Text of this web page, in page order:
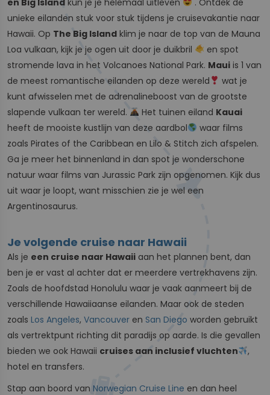
unieke eilanden stuk voor stuk tijdens je cruisevakantie naar
Hawaii. Op The Big Island klim je naar de top van de Mauna
Loa vulkaan, kijk je je ogen uit door je duikbril
en spot
stromende lava in het Volcanoes National Park. Maui is 1 van
de meest romantische eilanden op deze wereld
wat je
kunt afwisselen met de adrenalineboost van de grootste
slapende vulkaan ter wereld.
Het tuinen eiland Kauai
heeft de mooiste kustlijn van deze aardbol
waar films
zoals Pirates of the Caribbean en Lilo & Stitch zich afspelen.
Ga je meer het binnenland in dan spot je wonderschone
natuur waar films van Jurassic Park zijn opgenomen. Kijk dus
uit waar je loopt, want misschien zie je wel een
Argentinosaurus.
Je volgende cruise naar Hawaii
Als je een cruise naar Hawaii aan het plannen bent, dan
ben je er vast al achter dat er meerdere vertrekhavens zijn.
Zoals de hoofdstad Honolulu waar je vaak aanmeert bij de
verschillende Hawaiiaanse eilanden. Maar ook de steden
zoals Los Angeles, Vancouver en San Diego worden gebruikt
als vertrektpunt richting dit paradijs op aarde. Is die gevallen
bieden we ook Hawaii cruises aan inclusief vluchten
,
hotel en transfers.
Stap aan boord van Norwegian Cruise Line en dan heel